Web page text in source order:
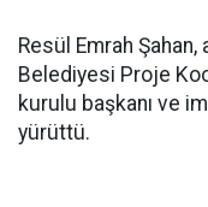
Resül Emrah
Belediyesi Proje
kurulu başkanı ve
yürüttü.